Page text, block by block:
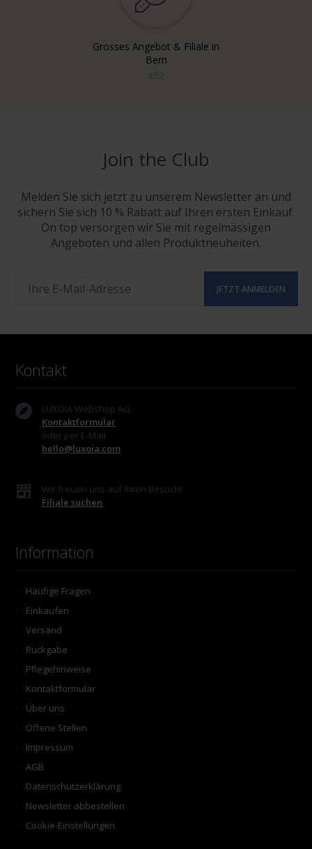
Grosses Angebot & Filiale in
Bern
Join the Club
Melden Sie sich jetzt zu unserem Newsletter an und
sichern Sie sich 10 % Rabatt auf Ihren ersten Einkauf.
On top versorgen wir Sie mit regelmässigen
Angeboten und allen Produktneuheiten.
Kontakt
LUXOIA Webshop AG
Kontaktformular
oder per E-Mail
hello@luxoia.com
Wir freuen uns auf Ihren Besuch!
Filiale suchen
Information
Häufige Fragen
Einkaufen
Versand
Rückgabe
Pflegehinweise
Kontaktformular
Über uns
Offene Stellen
Impressum
AGB
Datenschutzerklärung
Newsletter abbestellen
Cookie-Einstellungen